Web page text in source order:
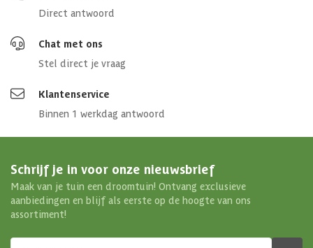
Direct antwoord
Chat met ons
Stel direct je vraag
Klantenservice
Binnen 1 werkdag antwoord
Schrijf je in voor onze nieuwsbrief
Maak van je tuin een droomtuin! Ontvang exclusieve
aanbiedingen en blijf als eerste op de hoogte van ons
assortiment!